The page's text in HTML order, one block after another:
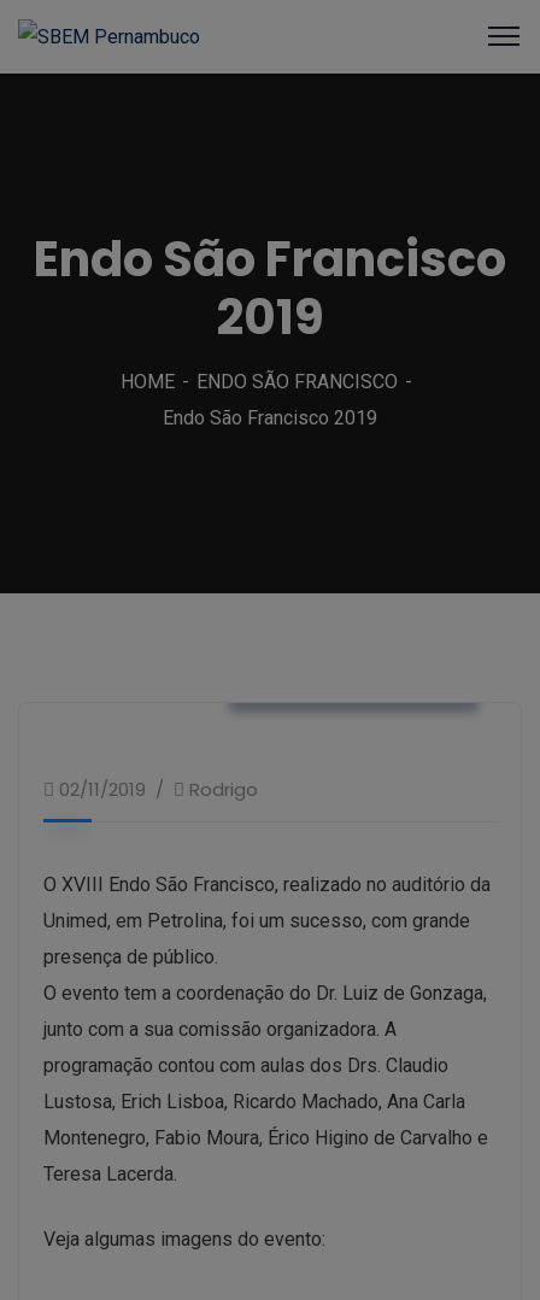
Endo São Francisco
2019
HOME
ENDO SÃO FRANCISCO
Endo São Francisco 2019
02/11/2019 Rodrigo
O XVIII Endo São Francisco, realizado no auditório da
Unimed, em Petrolina, foi um sucesso, com grande
presença de público.
O evento tem a coordenação do Dr. Luiz de Gonzaga,
junto com a sua comissão organizadora. A
programação contou com aulas dos Drs. Claudio
Lustosa, Erich Lisboa, Ricardo Machado, Ana Carla
Montenegro, Fabio Moura, Érico Higino de Carvalho e
Teresa Lacerda.
Veja algumas imagens do evento: